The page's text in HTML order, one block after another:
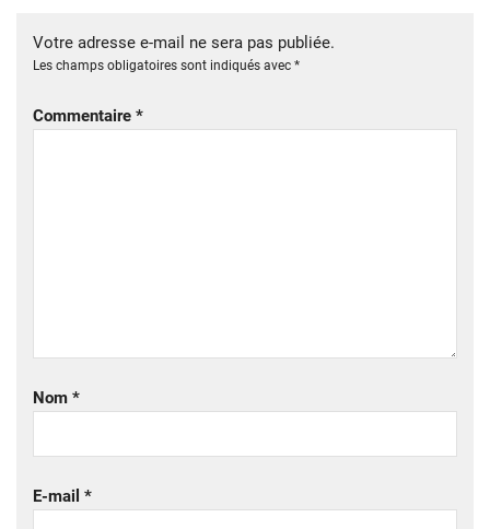
Votre adresse e-mail ne sera pas publiée.
Les champs obligatoires sont indiqués avec *
Commentaire *
Nom *
E-mail *